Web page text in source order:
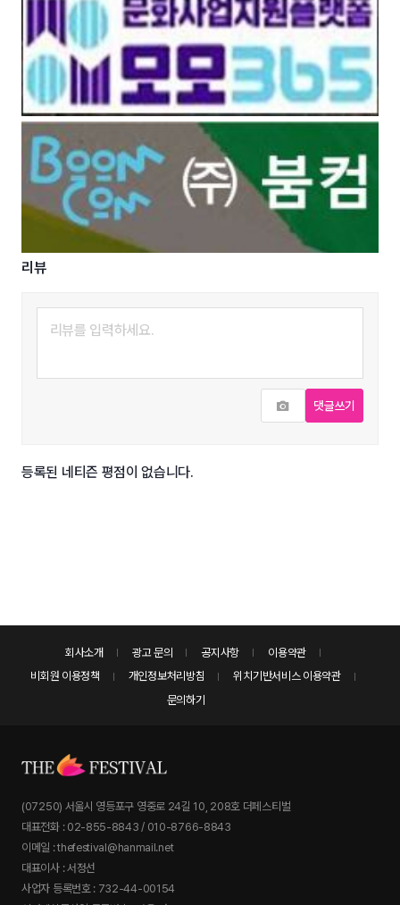
리뷰
사진추가
댓글쓰기
등록된 네티즌 평점이 없습니다.
회사소개 광고 문의 공지사항
이용약관
비회원 이용정책
개인정보처리방침
위치기반서비스 이용약관
문의하기
(07250) 서울시 영등포구 영중로 24길 10, 208호 더페스티벌
대표전화 : 02-855-8843 / 010-8766-8843
이메일 : thefestival@hanmail.net
대표이사 : 서정선
사업자 등록번호 : 732-44-00154